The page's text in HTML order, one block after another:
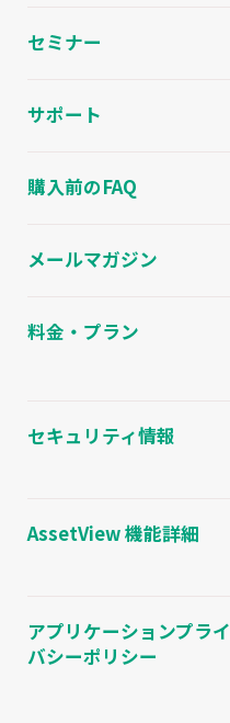
セミナー
サポート
購入前のFAQ
メールマガジン
料金・プラン
セキュリティ情報
AssetView 機能詳細
アプリケーションプライ
バシーポリシー